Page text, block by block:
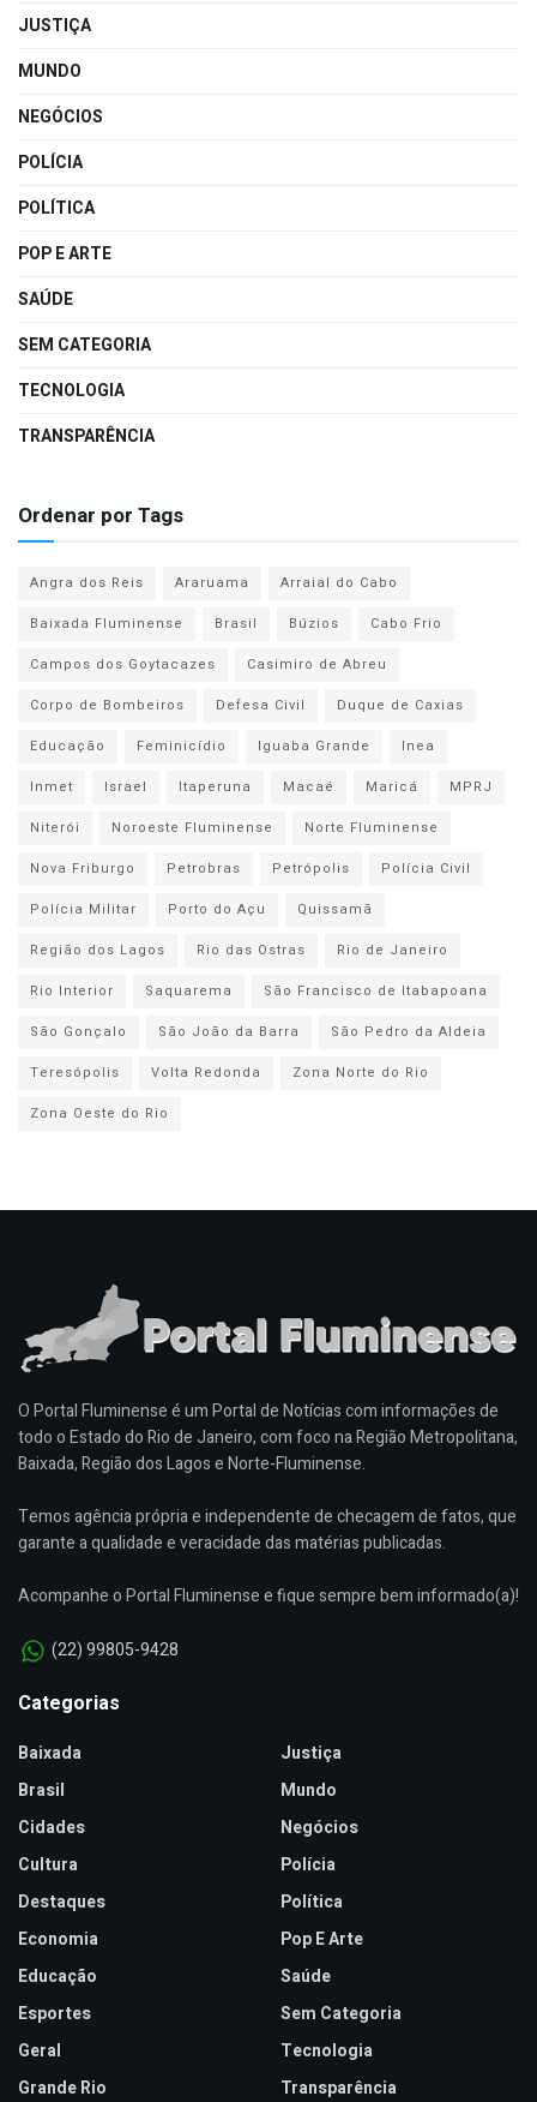
JUSTIÇA
MUNDO
NEGÓCIOS
POLÍCIA
POLÍTICA
POP E ARTE
SAÚDE
SEM CATEGORIA
TECNOLOGIA
TRANSPARÊNCIA
Ordenar por Tags
Angra dos Reis Araruama
Arraial do Cabo
Baixada Fluminense
Brasil Búzios
Cabo Frio
Campos dos Goytacazes
Casimiro de Abreu
Corpo de Bombeiros
Defesa Civil
Duque de Caxias
Educação
Feminicídio Iguaba Grande
Inea
Inmet
Israel Itaperuna Macaé Maricá
MPRJ
Niterói
Noroeste Fluminense
Norte Fluminense
Nova Friburgo
Petrobras Petrópolis
Polícia Civil
Polícia Militar
Porto do Açu
Quissamã
Região dos Lagos
Rio das Ostras
Rio de Janeiro
Rio Interior
Saquarema
São Francisco de Itabapoana
São Gonçalo
São João da Barra
São Pedro da Aldeia
Teresópolis
Volta Redonda
Zona Norte do Rio
Zona Oeste do Rio
O Portal Fluminense é um Portal de Notícias com informações de
todo o Estado do Rio de Janeiro, com foco na Região Metropolitana,
Baixada, Região dos Lagos e Norte-Fluminense.
Temos agência própria e independente de checagem de fatos, que
garante a qualidade e veracidade das matérias publicadas.
Acompanhe o Portal Fluminense e fique sempre bem informado(a)!
(22) 99805-9428
Categorias
Baixada
Brasil
Cidades
Cultura
Destaques
Economia
Educação
Esportes
Geral
Grande Rio
Justiça
Mundo
Negócios
Polícia
Política
Pop E Arte
Saúde
Sem Categoria
Tecnologia
Transparência